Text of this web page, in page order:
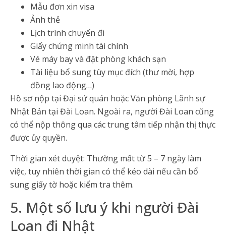
Mẫu đơn xin visa
Ảnh thẻ
Lịch trình chuyến đi
Giấy chứng minh tài chính
Vé máy bay và đặt phòng khách sạn
Tài liệu bổ sung tùy mục đích (thư mời, hợp
đồng lao động…)
Hồ sơ nộp tại Đại sứ quán hoặc Văn phòng Lãnh sự
Nhật Bản tại Đài Loan. Ngoài ra, người Đài Loan cũng
có thể nộp thông qua các trung tâm tiếp nhận thị thực
được ủy quyền.
Thời gian xét duyệt: Thường mất từ 5 – 7 ngày làm
việc, tuy nhiên thời gian có thể kéo dài nếu cần bổ
sung giấy tờ hoặc kiểm tra thêm.
5. Một số lưu ý khi người Đài
Loan đi Nhật